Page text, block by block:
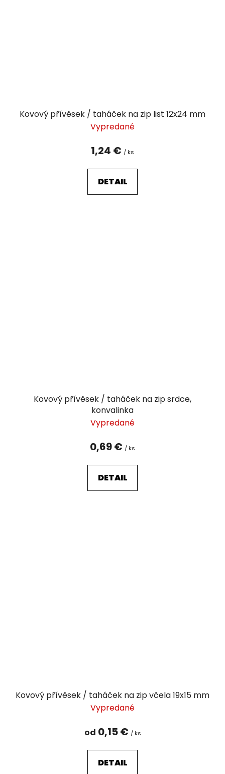
Kovový přívěsek / taháček na zip list 12x24 mm
Vypredané
1,24 € / ks
DETAIL
Kovový přívěsek / taháček na zip srdce,
konvalinka
Vypredané
0,69 € / ks
DETAIL
Kovový přívěsek / taháček na zip včela 19x15 mm
Vypredané
od 0,15 € / ks
DETAIL